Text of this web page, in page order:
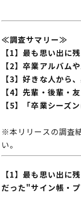
≪調査サマリー≫
【1】最も思い出に
【2】卒業アルバム
【3】好きな人から
【4】先輩・後輩・
【5】「卒業シーズ
※本リリースの調査
い。
【1】最も思い出に
だった"サイン帳・